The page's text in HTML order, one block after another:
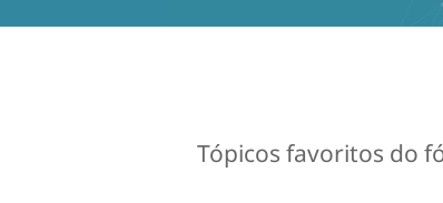
Tópicos favoritos do